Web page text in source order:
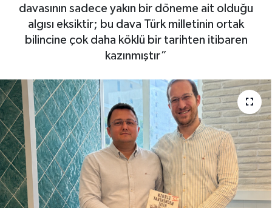
davasının sadece yakın bir döneme ait olduğu
algısı eksiktir; bu dava Türk milletinin ortak
bilincine çok daha köklü bir tarihten itibaren
kazınmıştır”